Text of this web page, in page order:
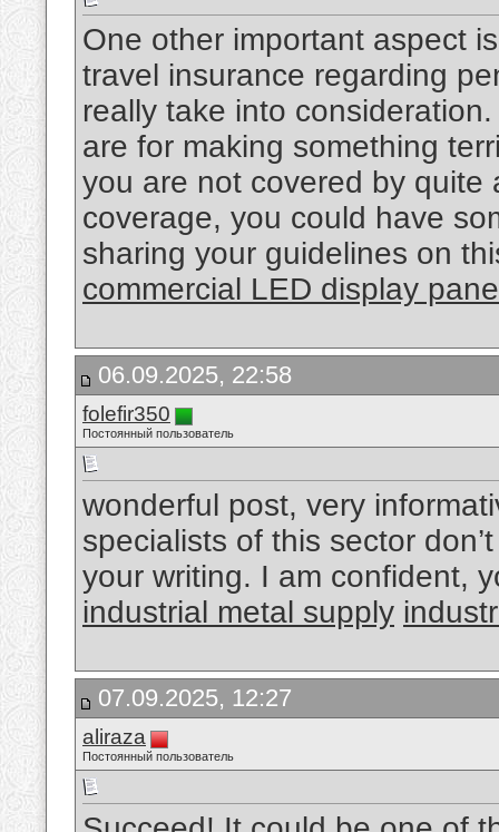
One other important aspect
travel insurance regarding
really take into
are for making something
you are not covered by quite
coverage, you could have
sharing your guidelines on
commercial LED display
06.09.2025, 22:58
folefir350
Постоянный пользователь
wonderful post, very
specialists of this sector
your writing. I am confident,
industrial metal supply​
07.09.2025, 12:27
aliraza
Постоянный пользователь